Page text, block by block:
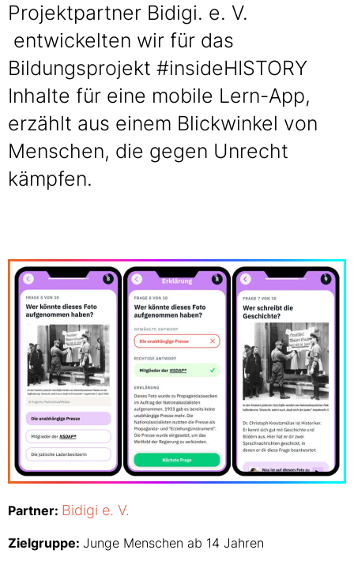
Projektpartner Bidigi. e. V.
entwickelten wir für das
Bildungsprojekt #insideHISTORY
Inhalte für eine mobile Lern-App,
erzählt aus einem Blickwinkel von
Menschen, die gegen Unrecht
kämpfen.
Partner: Bidigi e. V.
Zielgruppe: Junge Menschen ab 14 Jahren